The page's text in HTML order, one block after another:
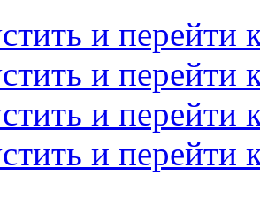
и перейти
и перейти
и перейти
и перейти